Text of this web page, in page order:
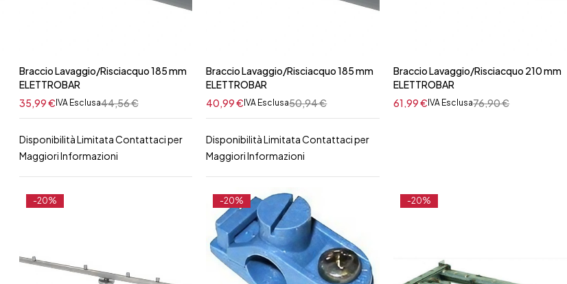
Braccio Lavaggio/Risciacquo 185 mm
ELETTROBAR
44,56€
35,99€ IVA Esclusa
Disponibilità Limitata Contattaci per
Maggiori Informazioni
Braccio Lavaggio/Risciacquo 185 mm
ELETTROBAR
50,94€
40,99€ IVA Esclusa
Disponibilità Limitata Contattaci per
Maggiori Informazioni
Braccio Lavaggio/Risciacquo 210 mm
ELETTROBAR
76,90€
61,99€ IVA Esclusa
-20% -20% -20%